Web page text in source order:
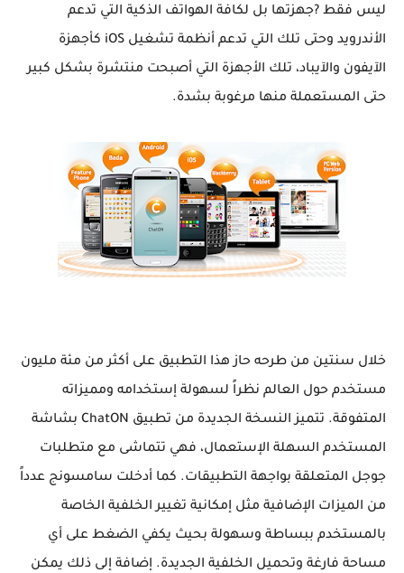
ليس فقط ?جهزتها بل لكافة الهواتف الذكية التي تدعم
الأندرويد وحتى تلك التي تدعم أنظمة تشغيل iOS كأجهزة
الآيفون والآيباد، تلك الأجهزة التي أصبحت منتشرة بشكل كبير
حتى المستعملة منها مرغوبة بشدة.
خلال سنتين من طرحه حاز هذا التطبيق على أكثر من مئة مليون
مستخدم حول العالم نظراً لسهولة إستخدامه ومميزاته
المتفوقة. تتميز النسخة الجديدة من تطبيق ChatON بشاشة
المستخدم السهلة الإستعمال، فهي تتماشى مع متطلبات
جوجل المتعلقة بواجهة التطبيقات. كما أدخلت سامسونج عدداً
من الميزات الإضافية مثل إمكانية تغيير الخلفية الخاصة
بالمستخدم ببساطة وسهولة بحيث يكفي الضغط على أي
مساحة فارغة وتحميل الخلفية الجديدة. إضافة إلى ذلك يمكن